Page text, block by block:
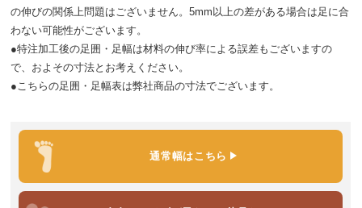
の伸びの関係上問題はございません。5mm以上の差がある場合は足に合
わない可能性がございます。
●特注加工後の足囲・足幅は材料の伸び率による誤差もございますの
で、およその寸法とお考えください。
●こちらの足囲・足幅表は弊社商品の寸法でございます。
通常幅はこちら